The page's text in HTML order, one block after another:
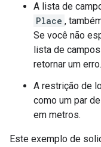
A lista de
Place ,
Se você não
lista de
retornar um erro.
A restrição de
como um par
em metros.
Este exemplo de